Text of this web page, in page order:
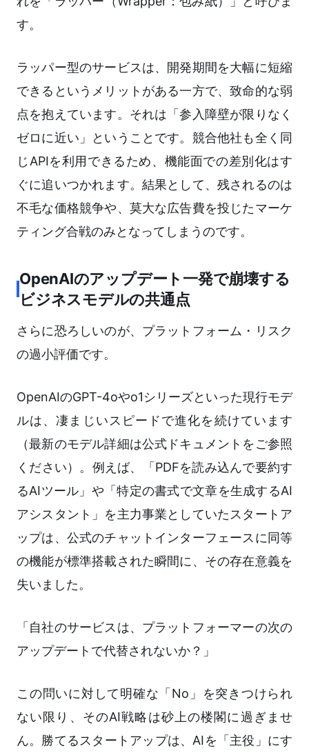
す。
ラッパー型のサービスは、開発期間を大幅に短縮
できるというメリットがある一方で、致命的な弱
点を抱えています。それは「参入障壁が限りなく
ゼロに近い」ということです。競合他社も全く同
じAPIを利用できるため、機能面での差別化はす
ぐに追いつかれます。結果として、残されるのは
不毛な価格競争や、莫大な広告費を投じたマーケ
ティング合戦のみとなってしまうのです。
OpenAIのアップデート一発で崩壊する
ビジネスモデルの共通点
さらに恐ろしいのが、プラットフォーム・リスク
の過小評価です。
OpenAIのGPT-4oやo1シリーズといった現行モデ
ルは、凄まじいスピードで進化を続けています
（最新のモデル詳細は公式ドキュメントをご参照
ください）。例えば、「PDFを読み込んで要約す
るAIツール」や「特定の書式で文章を生成するAI
アシスタント」を主力事業としていたスタートア
ップは、公式のチャットインターフェースに同等
の機能が標準搭載された瞬間に、その存在意義を
失いました。
「自社のサービスは、プラットフォーマーの次の
アップデートで代替されないか？」
この問いに対して明確な「No」を突きつけられ
ない限り、そのAI戦略は砂上の楼閣に過ぎませ
ん。勝てるスタートアップは、AIを「主役」にす